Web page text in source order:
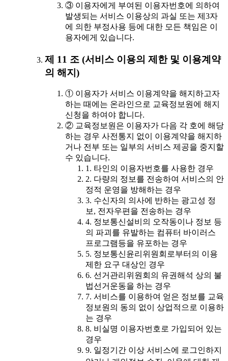
③ 이용자에게 부여된 이용자번호에 의하여
발생되는 서비스 이용상의 과실 또는 제3자
에 의한 부정사용 등에 대한 모든 책임은 이
용자에게 있습니다.
제 11 조 (서비스 이용의 제한 및 이용계약
의 해지)
① 이용자가 서비스 이용계약을 해지하고자
하는 때에는 온라인으로 교육정보원에 해지
신청을 하여야 합니다.
② 교육정보원은 이용자가 다음 각 호에 해당
하는 경우 사전통지 없이 이용계약을 해지하
거나 전부 또는 일부의 서비스 제공을 중지할
수 있습니다.
1. 타인의 이용자번호를 사용한 경우
2. 다량의 정보를 전송하여 서비스의 안
정적 운영을 방해하는 경우
3. 수신자의 의사에 반하는 광고성 정
보, 전자우편을 전송하는 경우
4. 정보통신설비의 오작동이나 정보 등
의 파괴를 유발하는 컴퓨터 바이러스
프로그램등을 유포하는 경우
5. 정보통신윤리위원회로부터의 이용
제한 요구 대상인 경우
6. 선거관리위원회의 유권해석 상의 불
법선거운동을 하는 경우
7. 서비스를 이용하여 얻은 정보를 교육
정보원의 동의 없이 상업적으로 이용하
는 경우
8. 비실명 이용자번호로 가입되어 있는
경우
9. 일정기간 이상 서비스에 로그인하지